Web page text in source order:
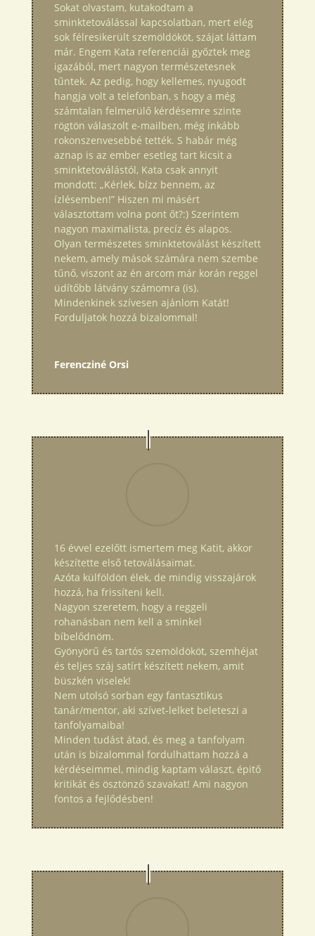
Sokat olvastam, kutakodtam a
sminktetoválással kapcsolatban, mert elég
sok félresikerült szemöldököt, szájat láttam
már. Engem Kata referenciái győztek meg
igazából, mert nagyon természetesnek
tűntek. Az pedig, hogy kellemes, nyugodt
hangja volt a telefonban, s hogy a még
számtalan felmerülő kérdésemre szinte
rögtön válaszolt e-mailben, még inkább
rokonszenvesebbé tették. S habár még
aznap is az ember esetleg tart kicsit a
sminktetoválástól, Kata csak annyit
mondott: „Kérlek, bízz bennem, az
ízlésemben!” Hiszen mi másért
választottam volna pont őt?:) Szerintem
nagyon maximalista, precíz és alapos.
Olyan természetes sminktetoválást készített
nekem, amely mások számára nem szembe
tűnő, viszont az én arcom már korán reggel
üdítőbb látvány számomra (is).
Mindenkinek szívesen ajánlom Katát!
Forduljatok hozzá bizalommal!
Ferencziné Orsi
16 évvel ezelőtt ismertem meg Katit, akkor
készítette első tetoválásaimat.
Azóta külföldön élek, de mindig visszajárok
hozzá, ha frissíteni kell.
Nagyon szeretem, hogy a reggeli
rohanásban nem kell a sminkel
bíbelődnöm.
Gyönyörű és tartós szemöldököt, szemhéjat
és teljes száj satírt készített nekem, amit
büszkén viselek!
Nem utolsó sorban egy fantasztikus
tanár/mentor, aki szívet-lelket beleteszi a
tanfolyamaiba!
Minden tudást átad, és meg a tanfolyam
után is bizalommal fordulhattam hozzá a
kérdéseimmel, mindig kaptam választ, épitő
kritikát és ösztönző szavakat! Ami nagyon
fontos a fejlődésben!